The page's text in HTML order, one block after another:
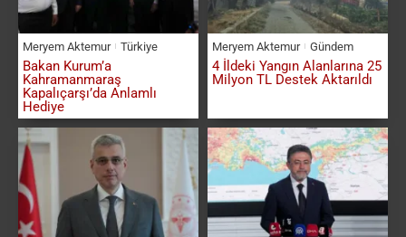
Meryem Aktemur Türkiye
Bakan Kurum’a
Kahramanmaraş
Kapalıçarşı’da Anlamlı
Hediye
Meryem Aktemur Gündem
4 İldeki Yangın Alanlarına 25
Milyon TL Destek Aktarıldı